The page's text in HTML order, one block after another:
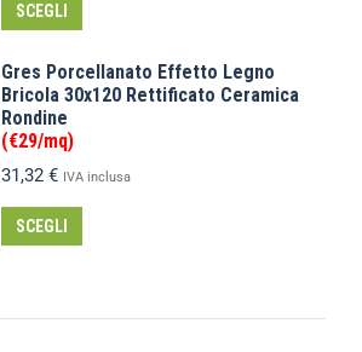
SCEGLI
Gres Porcellanato Effetto Legno
Bricola 30x120 Rettificato Ceramica
Rondine
(€29/mq)
31,32 € IVA inclusa
SCEGLI